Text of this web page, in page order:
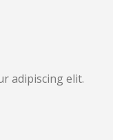
adipiscing elit.